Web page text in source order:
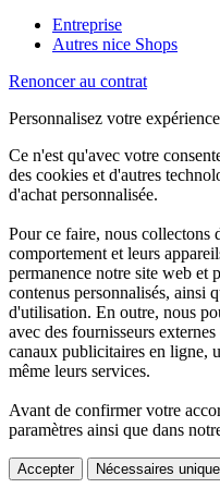
Entreprise
Autres nice Shops
Renoncer au contrat
Personnalisez votre
Ce n'est qu'avec votre
des cookies et d'autres
d'achat personnalisée.
Pour ce faire, nous collectons
comportement et leurs
permanence notre site web et
contenus personnalisés, ainsi
d'utilisation. En outre, nous
avec des fournisseurs
canaux publicitaires en ligne,
même leurs services.
Avant de confirmer votre
paramètres ainsi que dans
Accepter Nécessaires